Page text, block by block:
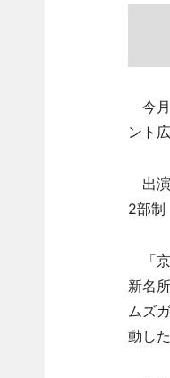
今月
ント
出演
2部制
「京
新名
ムズ
動し